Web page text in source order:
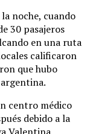
noche, cuando
30 pasajeros
en una ruta
calificaron
que hubo
centro médico
debido a la